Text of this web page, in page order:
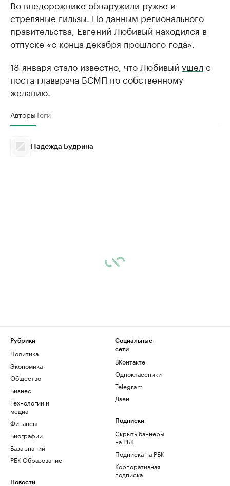
Во внедорожнике обнаружили ружье и
стреляные гильзы. По данным регионального
правительства, Евгений Любивый находился в
отпуске «с конца декабря прошлого года».
18 января стало известно, что Любивый ушел с
поста главврача БСМП по собственному
желанию.
АвторыТеги
Надежда Будрина
Рубрики
Политика
Экономика
Общество
Бизнес
Технологии и
медиа
Финансы
Биографии
База знаний
РБК Образование
Новости
Социальные
сети
ВКонтакте
Одноклассники
Telegram
Дзен
Подписки
Скрыть баннеры
на РБК
Подписка на РБК
Корпоративная
подписка